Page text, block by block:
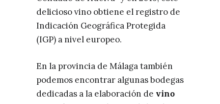
delicioso vino obtiene el registro de
Indicación Geográfica Protegida
(IGP) a nivel europeo.
En la provincia de Málaga también
podemos encontrar algunas bodegas
dedicadas a la elaboración de vino